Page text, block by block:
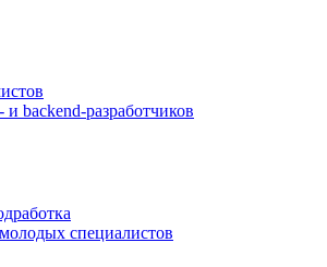
backend-разработчиков
специалистов